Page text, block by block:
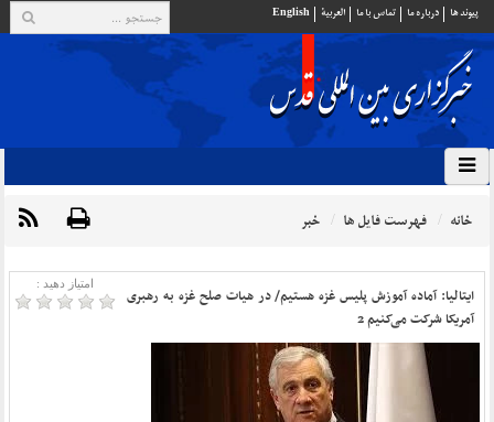
پيوند ها درباره ما تماس با ما العربية English
خانه فهرست فایل ها خبر
امتیاز دهید :
ایتالیا: آماده آموزش پلیس غزه هستیم/ در هیات صلح غزه به رهبری
آمریکا شرکت می‌کنیم 2